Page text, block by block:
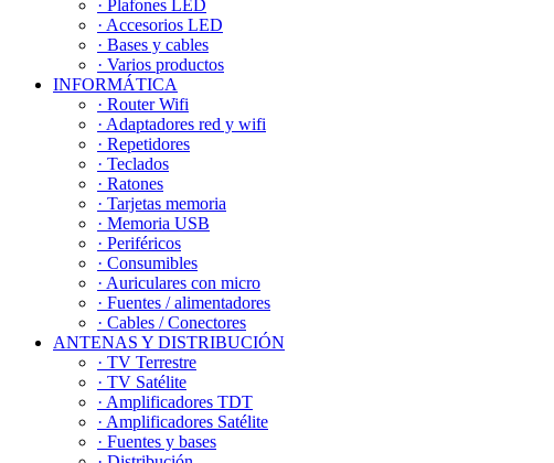
· Plafones LED
· Accesorios LED
· Bases y cables
· Varios productos
INFORMÁTICA
· Router Wifi
· Adaptadores red y wifi
· Repetidores
· Teclados
· Ratones
· Tarjetas memoria
· Memoria USB
· Periféricos
· Consumibles
· Auriculares con micro
· Fuentes / alimentadores
· Cables / Conectores
ANTENAS Y DISTRIBUCIÓN
· TV Terrestre
· TV Satélite
· Amplificadores TDT
· Amplificadores Satélite
· Fuentes y bases